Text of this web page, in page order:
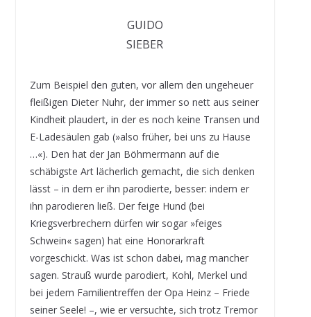
GUIDO
SIEBER
Zum Beispiel den guten, vor allem den ungeheuer
fleißigen Dieter Nuhr, der immer so nett aus seiner
Kindheit plaudert, in der es noch keine Transen und
E-Ladesäulen gab (»also früher, bei uns zu Hause
…«). Den hat der Jan Böhmermann auf die
schäbigste Art lächerlich gemacht, die sich denken
lässt – in dem er ihn parodierte, besser: indem er
ihn parodieren ließ. Der feige Hund (bei
Kriegsverbrechern dürfen wir sogar »feiges
Schwein« sagen) hat eine Honorarkraft
vorgeschickt. Was ist schon dabei, mag mancher
sagen. Strauß wurde parodiert, Kohl, Merkel und
bei jedem Familientreffen der Opa Heinz – Friede
seiner Seele! –, wie er versuchte, sich trotz Tremor